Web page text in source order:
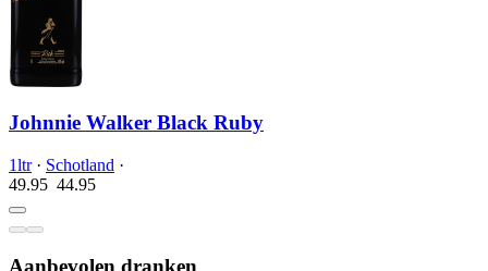
Johnnie Walker Black Ruby
1ltr· Schotland ·
49.95 44.95
Aanbevolen dranken